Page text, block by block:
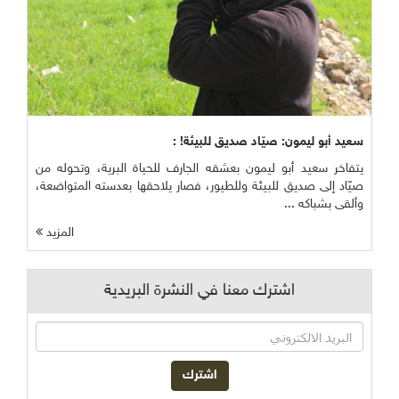
سعيد أبو ليمون: صيّاد صديق للبيئة! :
يتفاخر سعيد أبو ليمون بعشقه الجارف للحياة البرية، وتحوله من
صيّاد إلى صديق للبيئة وللطيور، فصار يلاحقها بعدسته المتواضعة،
وألقى بشباكه ...
المزيد
اشترك معنا في النشرة البريدية